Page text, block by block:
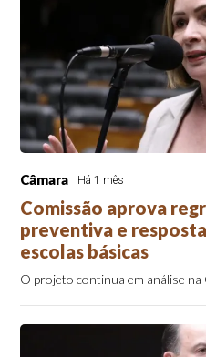
Câmara Há 1 mês
Comissão aprova
preventiva e
escolas básicas
O projeto continua em análise